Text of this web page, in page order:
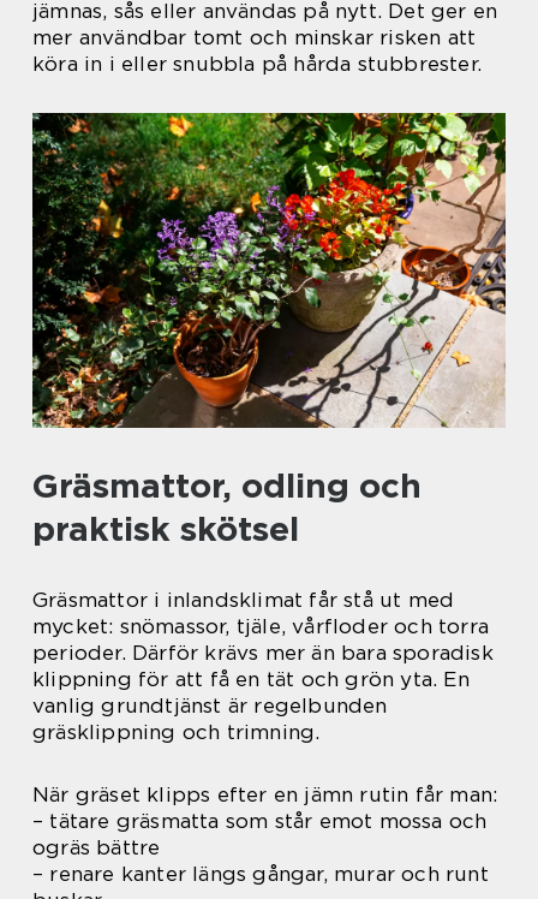
jämnas, sås eller användas på nytt. Det ger en
mer användbar tomt och minskar risken att
köra in i eller snubbla på hårda stubbrester.
Gräsmattor, odling och
praktisk skötsel
Gräsmattor i inlandsklimat får stå ut med
mycket: snömassor, tjäle, vårfloder och torra
perioder. Därför krävs mer än bara sporadisk
klippning för att få en tät och grön yta. En
vanlig grundtjänst är regelbunden
gräsklippning och trimning.
När gräset klipps efter en jämn rutin får man:
– tätare gräsmatta som står emot mossa och
ogräs bättre
– renare kanter längs gångar, murar och runt